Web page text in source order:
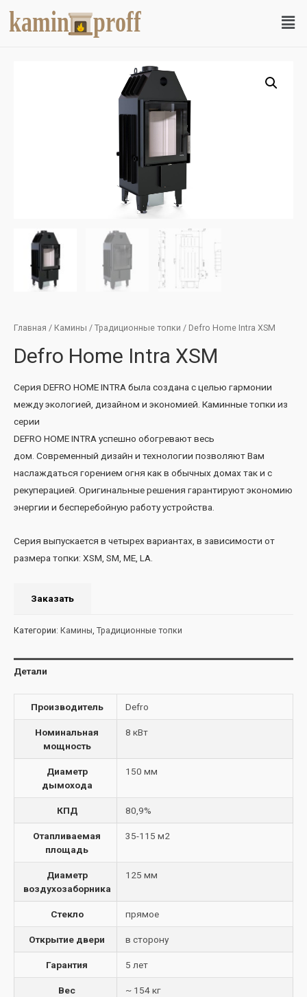
Главная / Камины / Традиционные топки / Defro Home Intra XSM
Defro Home Intra XSM
Серия DEFRO HOME INTRA была создана с целью гармонии
между экологией, дизайном и экономией. Каминные топки из
серии
DEFRO HOME INTRA успешно обогревают весь
дом. Современный дизайн и технологии позволяют Вам
наслаждаться горением огня как в обычных домах так и с
рекуперацией. Оригинальные решения гарантируют экономию
энергии и бесперебойную работу устройства.
Серия выпускается в четырех вариантах, в зависимости от
размера топки: XSM, SM, ME, LA.
Заказать
Категории: Камины, Традиционные топки
Детали
Производитель Defro
Номинальная
мощность
8 кВт
Диаметр
дымохода
150 мм
КПД 80,9%
Отапливаемая
площадь
35-115 м2
Диаметр
воздухозаборника
125 мм
Стекло прямое
Открытие двери в сторону
Гарантия 5 лет
Вес ~ 154 кг